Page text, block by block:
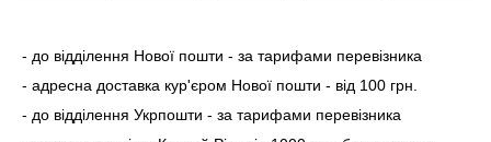
- до відділення Нової пошти - за тарифами перевізника
- адресна доставка кур'єром Нової пошти - від 100 грн.
- до відділення Укрпошти - за тарифами перевізника